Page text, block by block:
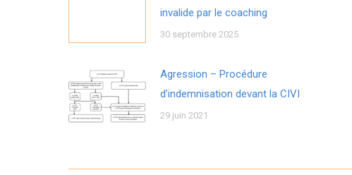
invalide par le coaching
30 septembre 2025
Agression – Procédure
d’indemnisation devant la CIVI
29 juin 2021